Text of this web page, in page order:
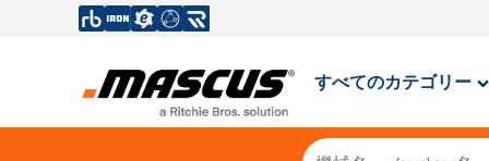
すべてのカテゴリー